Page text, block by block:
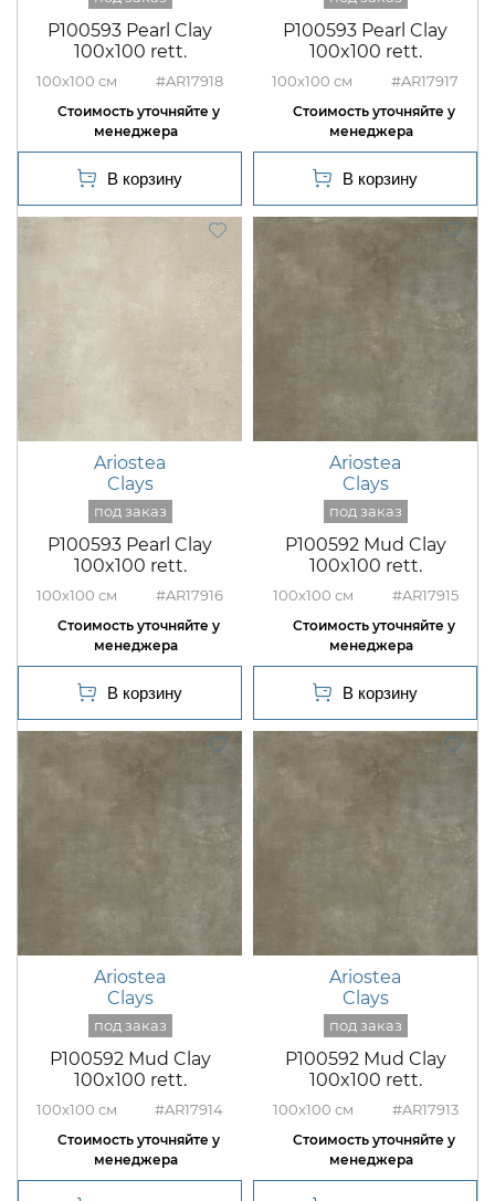
P100593 Pearl Clay
100x100 rett.
100x100 #AR17918
P100593 Pearl Clay
100x100 rett.
100x100 #AR17917
Ariostea
Clays
P100593 Pearl Clay
100x100 rett.
100x100 #AR17916
Ariostea
Clays
P100592 Mud Clay
100x100 rett.
100x100 #AR17915
Ariostea
Clays
P100592 Mud Clay
100x100 rett.
100x100 #AR17914
Ariostea
Clays
P100592 Mud Clay
100x100 rett.
100x100 #AR17913